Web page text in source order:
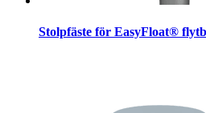
Stolpfäste för EasyFloat®